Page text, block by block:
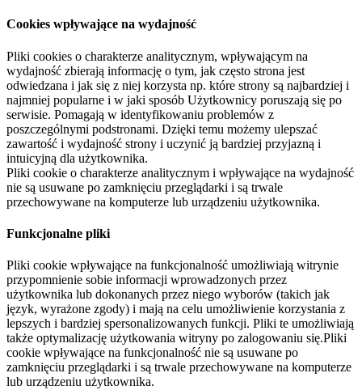
Cookies wpływające na wydajność
Pliki cookies o charakterze analitycznym, wpływającym na
wydajność zbierają informację o tym, jak często strona jest
odwiedzana i jak się z niej korzysta np. które strony są najbardziej i
najmniej popularne i w jaki sposób Użytkownicy poruszają się po
serwisie. Pomagają w identyfikowaniu problemów z
poszczególnymi podstronami. Dzięki temu możemy ulepszać
zawartość i wydajność strony i uczynić ją bardziej przyjazną i
intuicyjną dla użytkownika.
Pliki cookie o charakterze analitycznym i wpływające na wydajność
nie są usuwane po zamknięciu przeglądarki i są trwale
przechowywane na komputerze lub urządzeniu użytkownika.
Funkcjonalne pliki
Pliki cookie wpływające na funkcjonalność umożliwiają witrynie
przypomnienie sobie informacji wprowadzonych przez
użytkownika lub dokonanych przez niego wyborów (takich jak
język, wyrażone zgody) i mają na celu umożliwienie korzystania z
lepszych i bardziej spersonalizowanych funkcji. Pliki te umożliwiają
także optymalizację użytkowania witryny po zalogowaniu się.Pliki
cookie wpływające na funkcjonalność nie są usuwane po
zamknięciu przeglądarki i są trwale przechowywane na komputerze
lub urządzeniu użytkownika.